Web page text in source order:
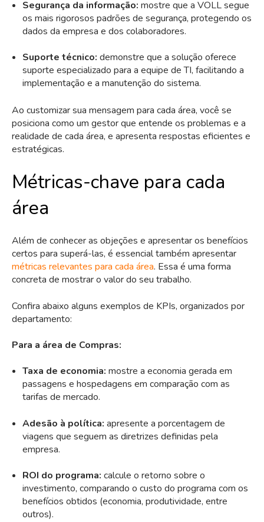
Segurança da informação: mostre que a VOLL segue
os mais rigorosos padrões de segurança, protegendo os
dados da empresa e dos colaboradores.
Suporte técnico: demonstre que a solução oferece
suporte especializado para a equipe de TI, facilitando a
implementação e a manutenção do sistema.
Ao customizar sua mensagem para cada área, você se
posiciona como um gestor que entende os problemas e a
realidade de cada área, e apresenta respostas eficientes e
estratégicas.
Métricas-chave para cada
área
Além de conhecer as objeções e apresentar os benefícios
certos para superá-las, é essencial também apresentar
métricas relevantes para cada área. Essa é uma forma
concreta de mostrar o valor do seu trabalho.
Confira abaixo alguns exemplos de KPIs, organizados por
departamento:
Para a área de Compras:
Taxa de economia: mostre a economia gerada em
passagens e hospedagens em comparação com as
tarifas de mercado.
Adesão à política: apresente a porcentagem de
viagens que seguem as diretrizes definidas pela
empresa.
ROI do programa: calcule o retorno sobre o
investimento, comparando o custo do programa com os
benefícios obtidos (economia, produtividade, entre
outros).